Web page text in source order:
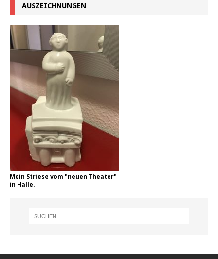
AUSZEICHNUNGEN
Mein Striese vom "neuen Theater"
in Halle.